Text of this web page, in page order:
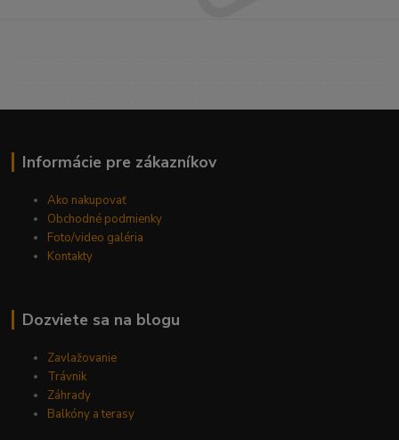
Informácie pre zákazníkov
Ako nakupovať
Obchodné podmienky
Foto/video galéria
Kontakty
Dozviete sa na blogu
Zavlažovanie
Trávnik
Záhrady
Balkóny a terasy